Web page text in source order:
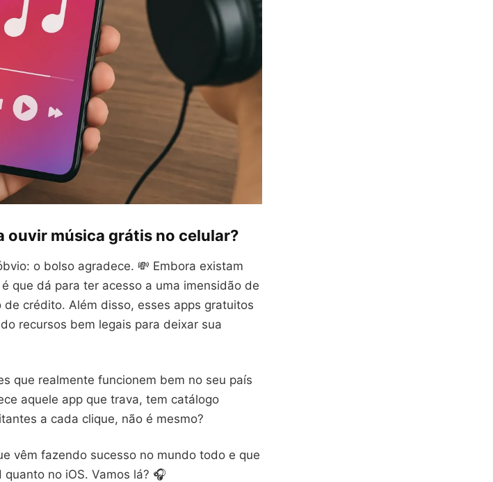
ouvir música grátis no celular?
o bolso agradece. 💸 Embora existam
que dá para ter acesso a uma imensidão de
crédito. Além disso, esses apps gratuitos
recursos bem legais para deixar sua
que realmente funcionem bem no seu país
aquele app que trava, tem catálogo
a cada clique, não é mesmo?
vêm fazendo sucesso no mundo todo e que
no iOS. Vamos lá? 🎧